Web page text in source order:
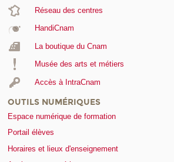
Réseau des centres
HandiCnam
La boutique du Cnam
Musée des arts et métiers
Accès à IntraCnam
OUTILS NUMÉRIQUES
Espace numérique de formation
Portail élèves
Horaires et lieux d'enseignement